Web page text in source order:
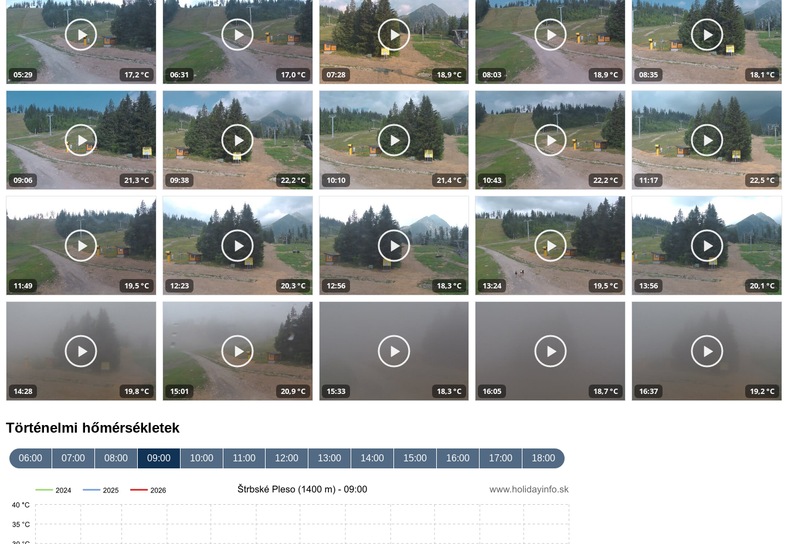
05:29 17,2 °C 06:31 17,0 °C 07:28 18,9 °C 08:03 18,9 °C 08:35 18,1 °C
09:06 21,3 °C 09:38 22,2 °C 10:10 21,4 °C 10:43 22,2 °C 11:17 22,5 °C
11:49 19,5 °C 12:23 20,3 °C 12:56 18,3 °C 13:24 19,5 °C 13:56 20,1 °C
14:28 19,8 °C 15:01 20,9 °C 15:33 18,3 °C 16:05 18,7 °C 16:37 19,2 °C
Történelmi hőmérsékletek
06:00 07:00 08:00 09:00 10:00 11:00 12:00 13:00 14:00 15:00 16:00 17:00 18:00